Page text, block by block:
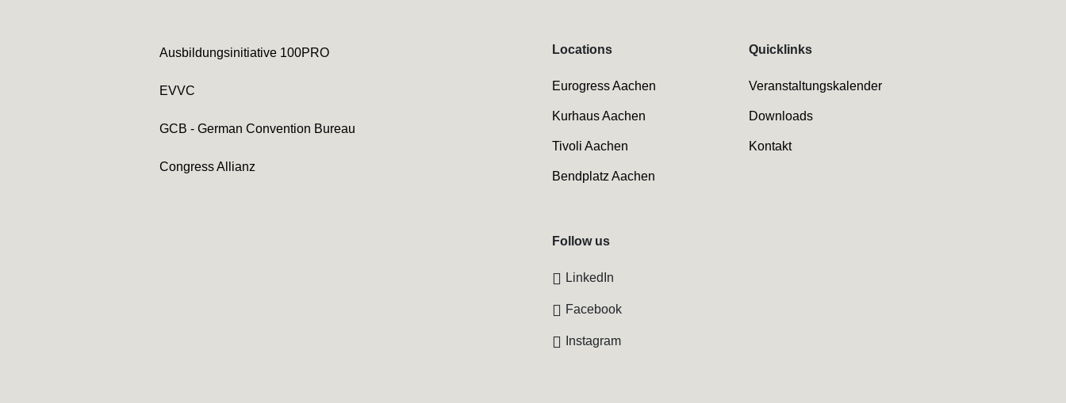
Ausbildungsinitiative 100PRO
EVVC
GCB - German Convention Bureau
Congress Allianz
Locations
Eurogress Aachen
Kurhaus Aachen
Tivoli Aachen
Bendplatz Aachen
Quicklinks
Veranstaltungskalender
Downloads
Kontakt
Follow us
LinkedIn
Facebook
Instagram